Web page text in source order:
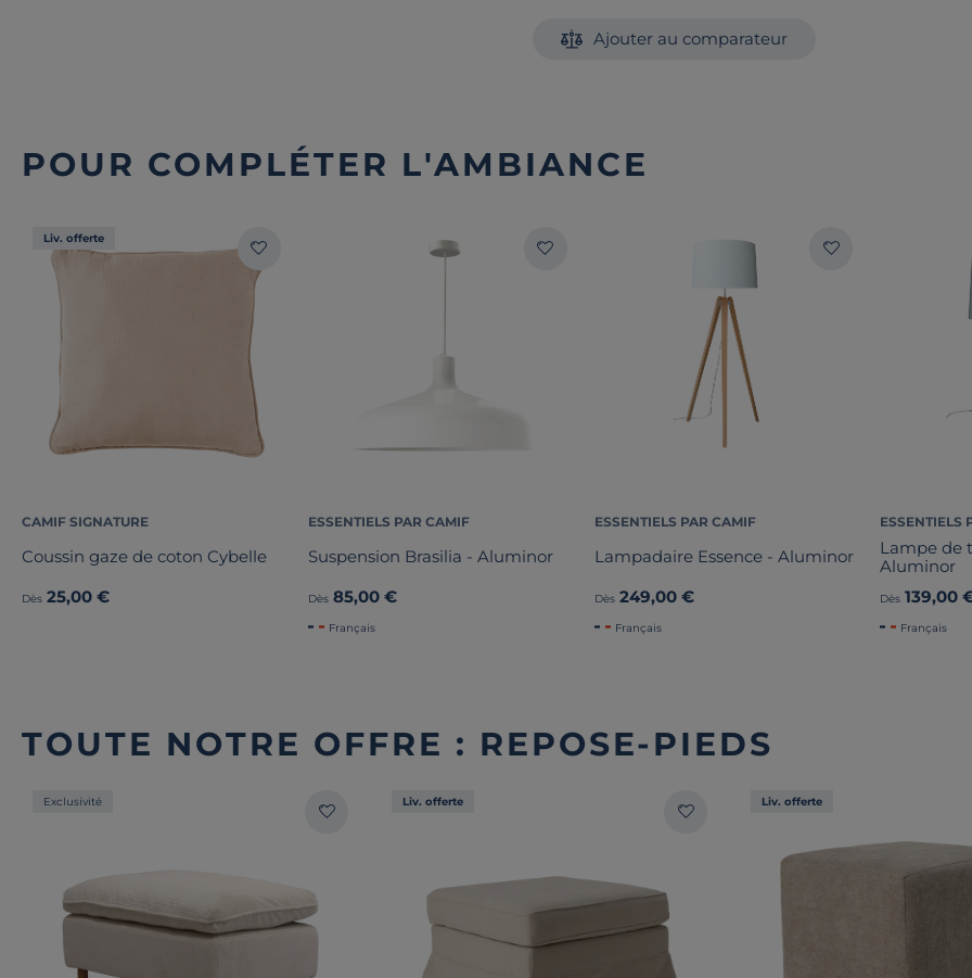
Ajouter au comparateur
POUR COMPLÉTER L'AMBIANCE
Liv. offerte
CAMIF SIGNATURE
Coussin gaze de coton Cybelle
Dès 25,00 €
ESSENTIELS PAR CAMIF
Suspension Brasilia - Aluminor
Dès 85,00 €
Français
ESSENTIELS PAR CAMIF
Lampadaire Essence - Aluminor
Dès 249,00 €
Français
ESSENTIELS
Lampe de
Aluminor
Dès 139,00
Français
TOUTE NOTRE OFFRE : REPOSE-PIEDS
Exclusivité Liv. offerte Liv. offerte